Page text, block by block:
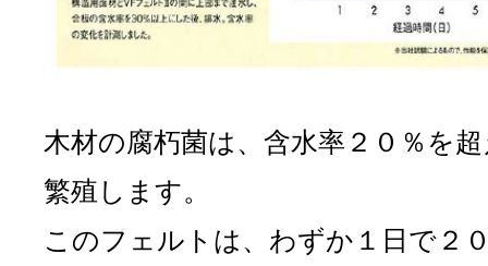
木材の腐朽菌は、含水率２０％を
繁殖します。
このフェルトは、わずか１日で２